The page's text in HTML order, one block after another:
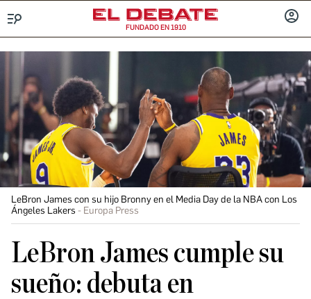
FUNDADO EN 1910
LeBron James con su hijo Bronny en el Media Day de la NBA con Los
Ángeles Lakers
Europa Press
LeBron James cumple su
sueño: debuta en